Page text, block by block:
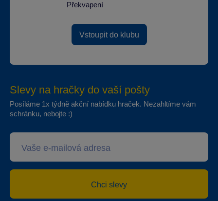
Překvapení
Vstoupit do klubu
Slevy na hračky do vaší pošty
Posíláme 1x týdně akční nabídku hraček. Nezahltíme vám
schránku, nebojte :)
Chci slevy